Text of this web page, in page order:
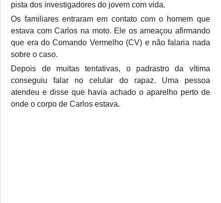
pista dos investigadores do jovem com vida.
Os familiares entraram em contato com o homem que
estava com Carlos na moto. Ele os ameaçou afirmando
que era do Comando Vermelho (CV) e não falaria nada
sobre o caso.
Depois de muitas tentativas, o padrastro da vítima
conseguiu falar no celular do rapaz. Uma pessoa
atendeu e disse que havia achado o aparelho perto de
onde o corpo de Carlos estava.